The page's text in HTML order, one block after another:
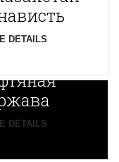
DETAILS
DETAILS